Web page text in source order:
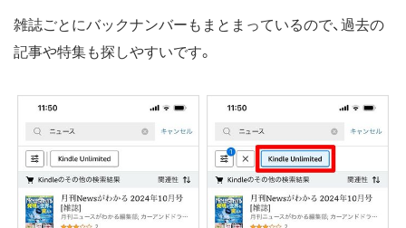
雑誌ごとにバックナンバーもまとまっているので、過去の
記事や特集も探しやすいです。